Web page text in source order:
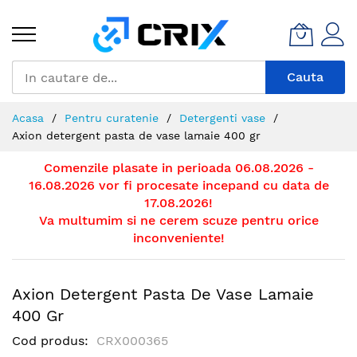
Continut
Cauta
Acasa Pentru curatenie
Detergenti vase
Axion detergent pasta de vase lamaie 400 gr
Comenzile plasate in perioada 06.08.2026 -
16.08.2026 vor fi procesate incepand cu data de
17.08.2026!
Va multumim si ne cerem scuze pentru orice
inconveniente!
Axion Detergent Pasta De Vase Lamaie
400 Gr
Cod produs CRX000365